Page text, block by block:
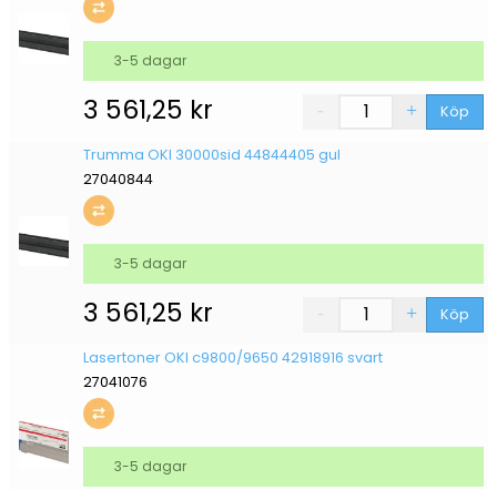
3 561,25 kr Köp
3-5 dagar
Trumma OKI 30000sid 44844405 gul
27040844
3 561,25 kr Köp
3-5 dagar
Lasertoner OKI c9800/9650 42918916 svart
27041076
3-5 dagar